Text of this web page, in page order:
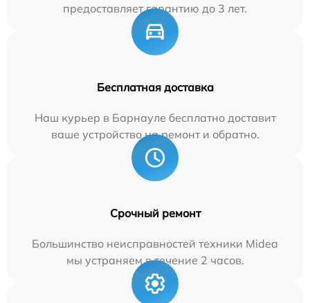
предоставляет гарантию до 3 лет.
Бесплатная доставка
Наш курьер в Барнауле бесплатно доставит
ваше устройство на ремонт и обратно.
Срочный ремонт
Большинство неисправностей техники Midea
мы устраняем в течение 2 часов.